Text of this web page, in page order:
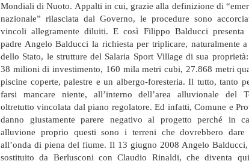
Mondiali di Nuoto. Appalti in cui, grazie alla definizione di
nazionale” rilasciata dal Governo, le procedure sono
vincoli allegramente diluiti. E così Filippo Balducci presenta
padre Angelo Balducci la richiesta per triplicare, naturalmente a
dello Stato, le strutture del Salaria Sport Village di sua
38 milioni di investimento, 160 mila metri cubi, 27.868 metri
piscine coperte, palestre e un albergo-foresteria. Il tutto, tanto
farsi mancare niente, all’interno dell’area alluvionale del
oltretutto vincolata dal piano regolatore. Ed infatti, Comune e
danno giustamente parere negativo al progetto perché in
alluvione proprio questi sono i terreni che dovrebbero dare
all’onda di piena del fiume. Il 13 giugno 2008 Angelo
sostituito da Berlusconi con Claudio Rinaldi, che diventa